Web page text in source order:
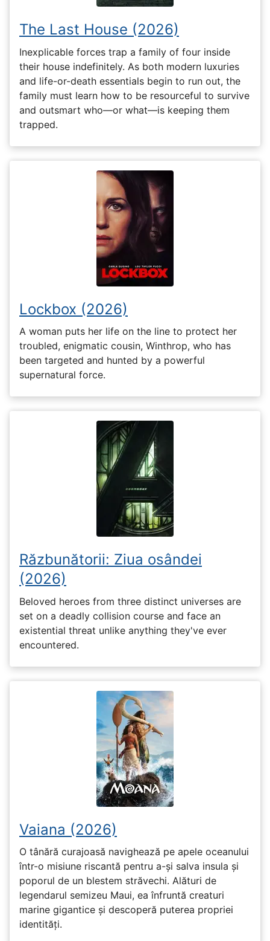
The Last House (2026)
Inexplicable forces trap a family of four inside
their house indefinitely. As both modern luxuries
and life-or-death essentials begin to run out, the
family must learn how to be resourceful to survive
and outsmart who—or what—is keeping them
trapped.
Lockbox (2026)
A woman puts her life on the line to protect her
troubled, enigmatic cousin, Winthrop, who has
been targeted and hunted by a powerful
supernatural force.
Răzbunătorii: Ziua osândei
(2026)
Beloved heroes from three distinct universes are
set on a deadly collision course and face an
existential threat unlike anything they've ever
encountered.
Vaiana (2026)
O tânără curajoasă navighează pe apele oceanului
într-o misiune riscantă pentru a-și salva insula și
poporul de un blestem străvechi. Alături de
legendarul semizeu Maui, ea înfruntă creaturi
marine gigantice și descoperă puterea propriei
identități.